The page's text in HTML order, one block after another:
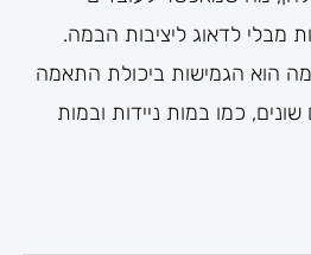
מבלי לדאוג ליציבות הבמה.
הוא הגמישות ביכולת התאמה
כמו במות ניידות ובמות